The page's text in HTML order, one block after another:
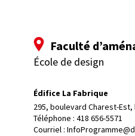
Faculté
École de design
Édifice La Fabrique
295, boulevard Charest-Est,
Téléphone : 418 656-5571
Courriel :